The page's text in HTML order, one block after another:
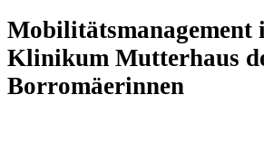
Mobilitätsmanagement
Klinikum Mutterhaus
Borromäerinnen